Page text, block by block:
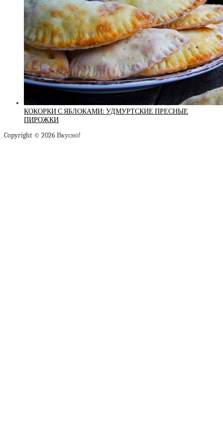
КОКОРКИ С ЯБЛОКАМИ: УДМУРТСКИЕ ПРЕСНЫЕ
ПИРОЖКИ
Copyright © 2026 Вкусно!